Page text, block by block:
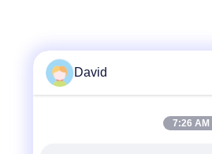
David
7:26 AM